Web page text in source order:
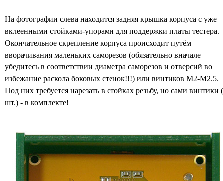
На фотографии слева находится задняя крышка корпуса с уже
вклеенными стойками-упорами для поддержки платы тестера.
Окончательное скрепление корпуса происходит путём
вворачивания маленьких саморезов (обязательно вначале
убедитесь в соответствии диаметра саморезов и отверсий во
избежание раскола боковых стенок!!!) или винтиков М2-М2.5.
Под них требуется нарезать в стойках резьбу, но сами винтики
шт.) - в комплекте!